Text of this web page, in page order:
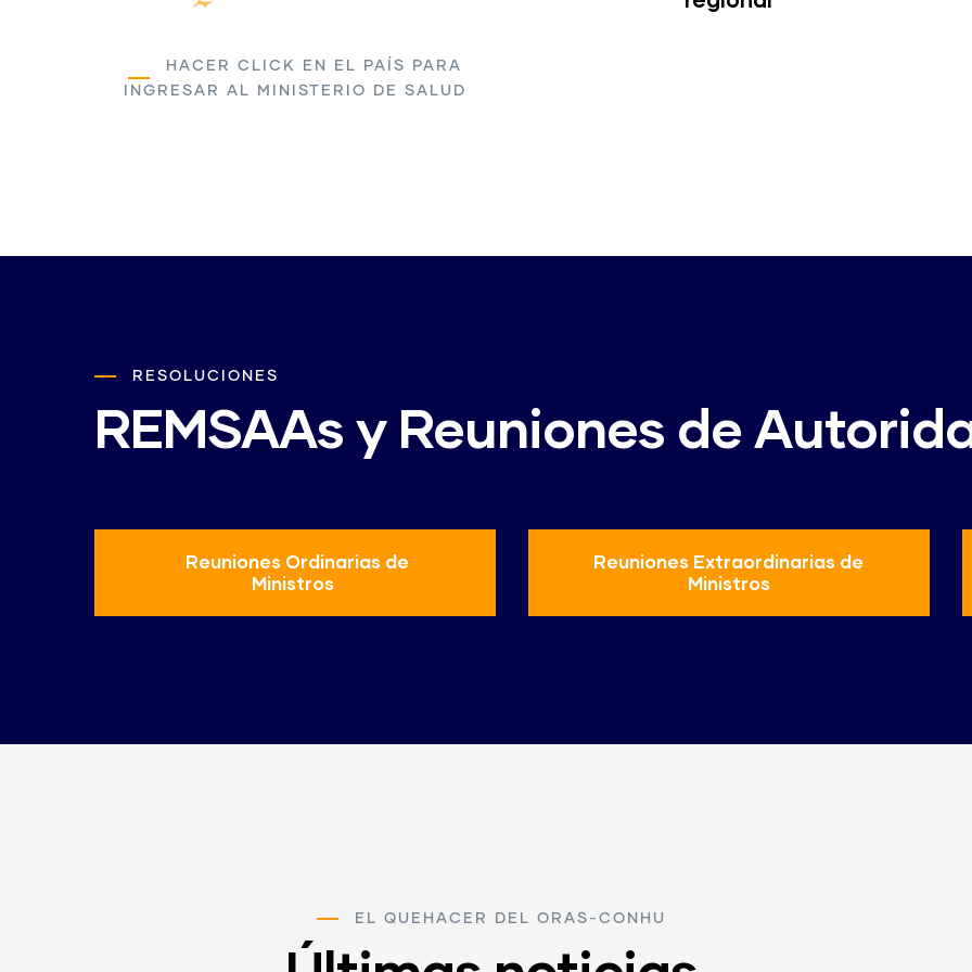
HACER CLICK EN EL PAÍS PARA
INGRESAR AL MINISTERIO DE SALUD
RESOLUCIONES
REMSAAs y Reuniones de
Reuniones Ordinarias de
Ministros
Reuniones Extraordinarias de
Ministros
EL QUEHACER DEL ORAS-CONHU